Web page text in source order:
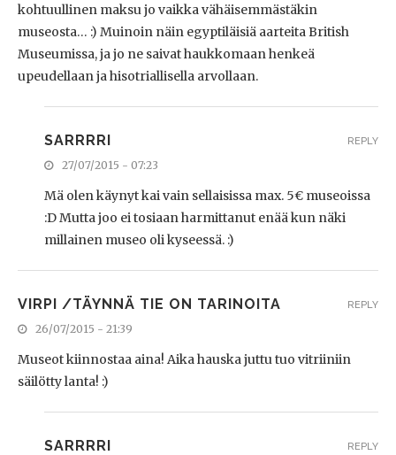
kohtuullinen maksu jo vaikka vähäisemmästäkin
museosta… :) Muinoin näin egyptiläisiä aarteita British
Museumissa, ja jo ne saivat haukkomaan henkeä
upeudellaan ja hisotriallisella arvollaan.
SARRRRI
27/07/2015 - 07:23
Mä olen käynyt kai vain sellaisissa max. 5€ museoissa
:D Mutta joo ei tosiaan harmittanut enää kun näki
millainen museo oli kyseessä. :)
REPLY
VIRPI /TÄYNNÄ TIE ON TARINOITA
26/07/2015 - 21:39
Museot kiinnostaa aina! Aika hauska juttu tuo vitriiniin
säilötty lanta! :)
REPLY
SARRRRI REPLY